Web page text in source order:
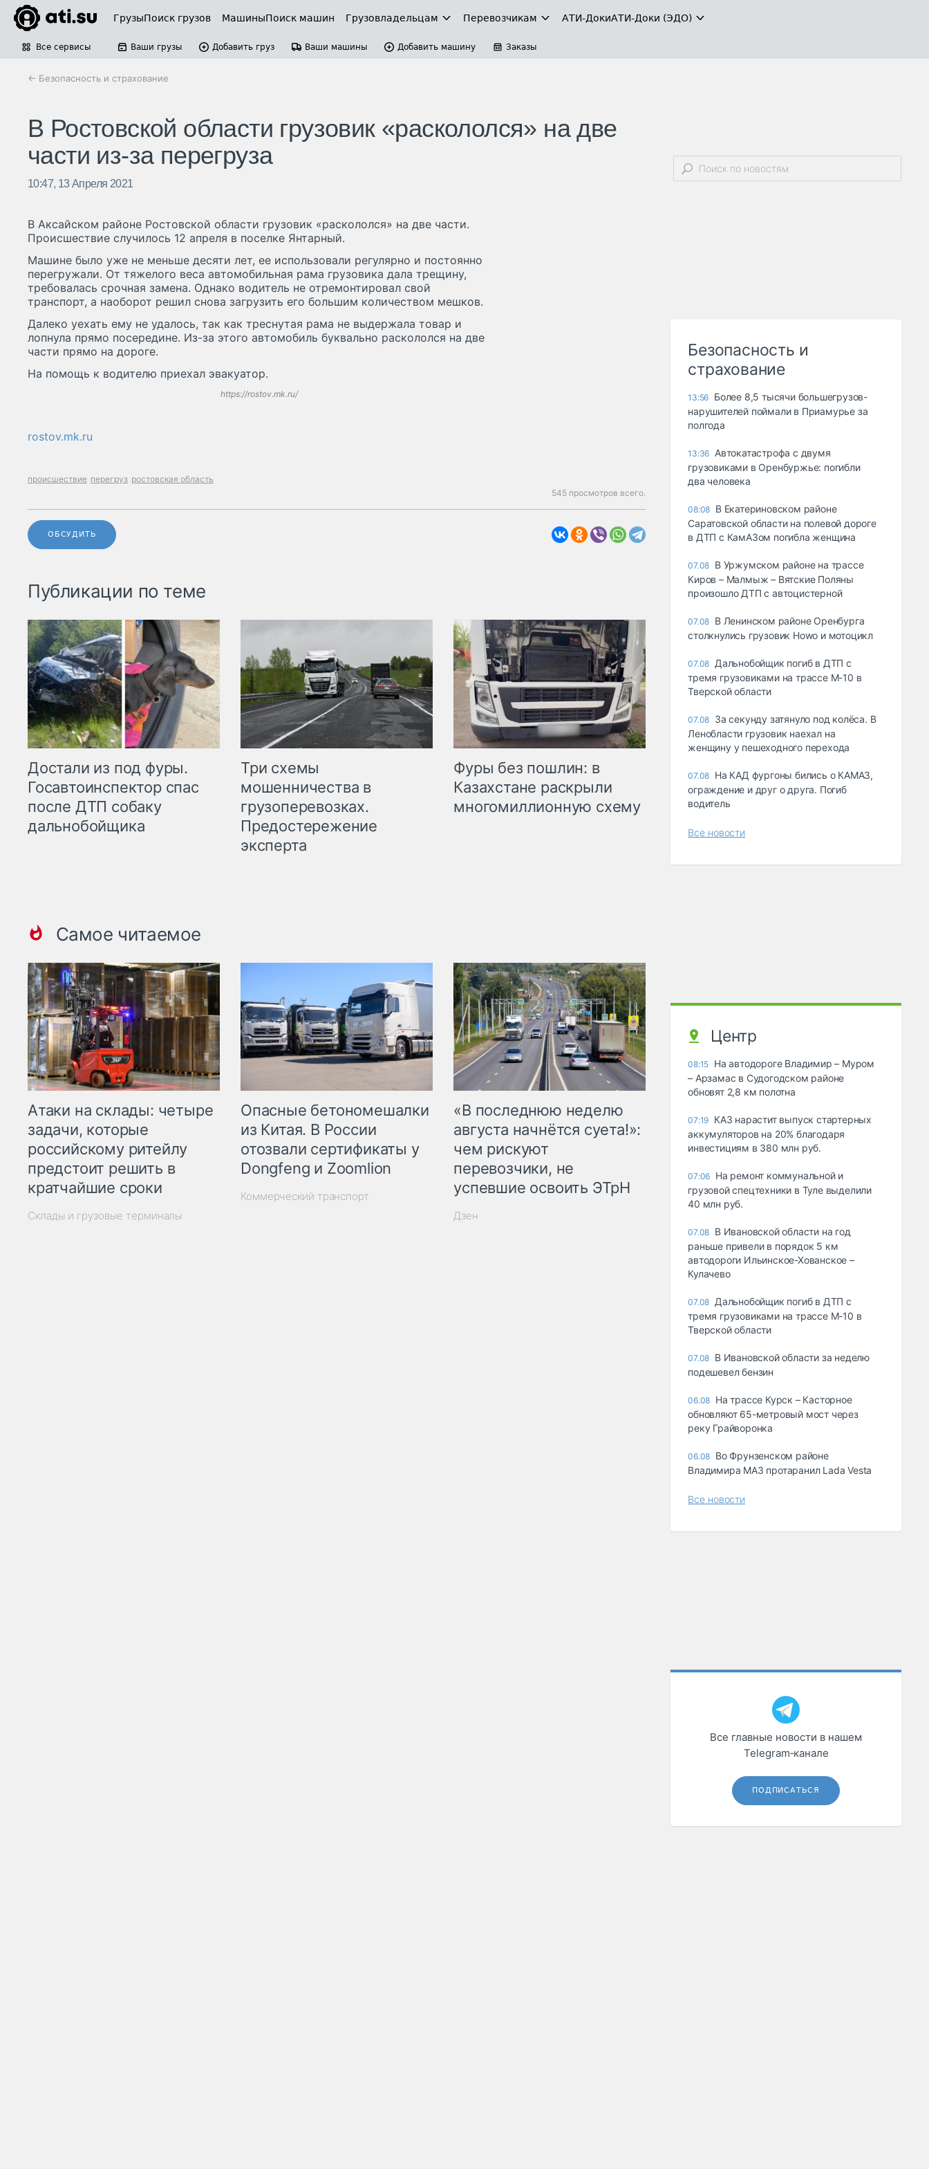
ГрузыПоиск грузов МашиныПоиск машин Грузовладельцам Перевозчикам АТИ-ДокиАТИ-Доки (ЭДО)
Все сервисы Ваши грузы Добавить груз Ваши машины Добавить машину Заказы
← Безопасность и страхование
В Ростовской области грузовик «раскололся» на две
части из-за перегруза
10:47, 13 Апреля 2021
В Аксайском районе Ростовской области грузовик «раскололся» на две части.
Происшествие случилось 12 апреля в поселке Янтарный.
Машине было уже не меньше десяти лет, ее использовали регулярно и постоянно
перегружали. От тяжелого веса автомобильная рама грузовика дала трещину,
требовалась срочная замена. Однако водитель не отремонтировал свой
транспорт, а наоборот решил снова загрузить его большим количеством мешков.
Далеко уехать ему не удалось, так как треснутая рама не выдержала товар и
лопнула прямо посередине. Из-за этого автомобиль буквально раскололся на две
части прямо на дороге.
На помощь к водителю приехал эвакуатор.
https://rostov.mk.ru/
rostov.mk.ru
происшествие перегруз ростовская область
545 просмотров всего.
ОБСУДИТЬ
Публикации по теме
Достали из под фуры.
Госавтоинспектор спас
после ДТП собаку
дальнобойщика
Три схемы
мошенничества в
грузоперевозках.
Предостережение
эксперта
Фуры без пошлин: в
Казахстане раскрыли
многомиллионную схему
Самое читаемое
Атаки на склады: четыре
задачи, которые
российскому ритейлу
предстоит решить в
кратчайшие сроки
Склады и грузовые терминалы
Опасные бетономешалки
из Китая. В России
отозвали сертификаты у
Dongfeng и Zoomlion
Коммерческий транспорт
«В последнюю неделю
августа начнётся суета!»:
чем рискуют
перевозчики, не
успевшие освоить ЭТрН
Дзен
Безопасность и
страхование
13:56 Более 8,5 тысячи большегрузов-
нарушителей поймали в Приамурье за
полгода
13:36 Автокатастрофа с двумя
грузовиками в Оренбуржье: погибли
два человека
08:08 В Екатериновском районе
Саратовской области на полевой дороге
в ДТП с КамАЗом погибла женщина
07.08 В Уржумском районе на трассе
Киров – Малмыж – Вятские Поляны
произошло ДТП с автоцистерной
07.08 В Ленинском районе Оренбурга
столкнулись грузовик Howo и мотоцикл
07.08 Дальнобойщик погиб в ДТП с
тремя грузовиками на трассе М-10 в
Тверской области
07.08 За секунду затянуло под колёса. В
Ленобласти грузовик наехал на
женщину у пешеходного перехода
07.08 На КАД фургоны бились о КАМАЗ,
ограждение и друг о друга. Погиб
водитель
Все новости
Центр
08:15 На автодороге Владимир – Муром
– Арзамас в Судогодском районе
обновят 2,8 км полотна
07:19 КАЗ нарастит выпуск стартерных
аккумуляторов на 20% благодаря
инвестициям в 380 млн руб.
07:06 На ремонт коммунальной и
грузовой спецтехники в Туле выделили
40 млн руб.
07.08 В Ивановской области на год
раньше привели в порядок 5 км
автодороги Ильинское-Хованское –
Кулачево
07.08 Дальнобойщик погиб в ДТП с
тремя грузовиками на трассе М-10 в
Тверской области
07.08 В Ивановской области за неделю
подешевел бензин
06.08 На трассе Курск – Касторное
обновляют 65-метровый мост через
реку Грайворонка
06.08 Во Фрунзенском районе
Владимира МАЗ протаранил Lada Vesta
Все новости
Все главные новости в нашем
Telegram‑канале
ПОДПИСАТЬСЯ